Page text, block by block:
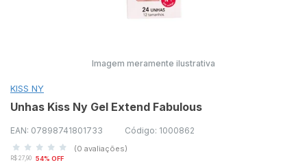
Imagem meramente ilustrativa
KISS NY
Unhas Kiss Ny Gel Extend Fabulous
EAN: 07898741801733 Código: 1000862
(0 avaliações)
R$ 27,90 54% OFF